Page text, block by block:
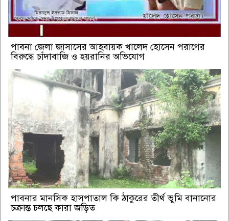
পাবনা জেলা জাসাসের আহবায়ক খালেদ হোসেন পরাগের
বিরুদ্ধে চাঁদাবাজি ও হয়রানির অভিযোগ
পাবনার মানসিক হাসপাতাল কি ঠাকুরের তীর্থ ভুমি বানানোর
চক্রান্ত চলছে কারা জড়িত